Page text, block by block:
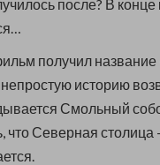
после? В
получил
историю
Смольный
что Северная столица